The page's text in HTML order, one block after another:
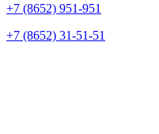
+7 (8652) 951-951
+7 (8652) 31-51-51